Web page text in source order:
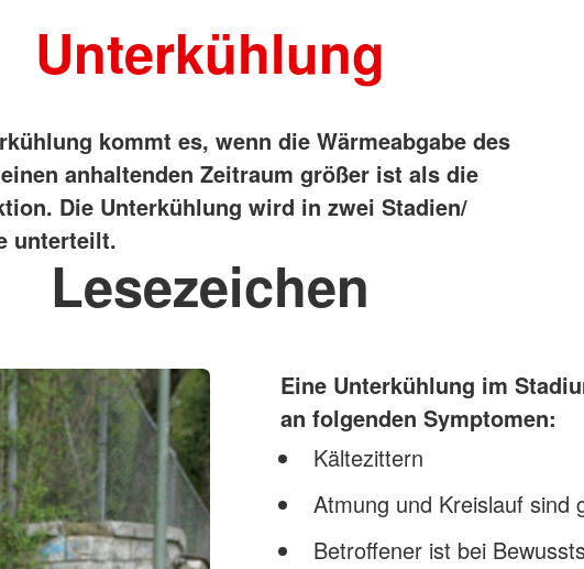
Unterkühlung
kommt es, wenn die Wärmeabgabe des
anhaltenden Zeitraum größer ist als die
Die Unterkühlung wird in zwei Stadien/
unterteilt.
Lesezeichen
Eine Unterkühlung im
an folgenden Symptomen:
Kältezittern
Atmung und Kreislauf sind
Betroffener ist bei